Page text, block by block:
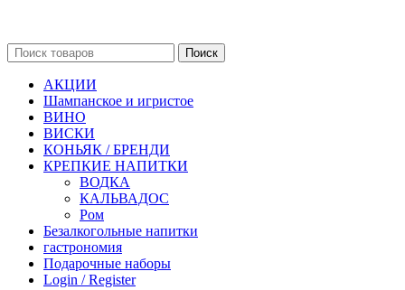
Поиск
АКЦИИ
Шампанское и игристое
ВИНО
ВИСКИ
КОНЬЯК / БРЕНДИ
КРЕПКИЕ НАПИТКИ
ВОДКА
КАЛЬВАДОС
Ром
Безалкогольные напитки
гастрономия
Подарочные наборы
Login / Register